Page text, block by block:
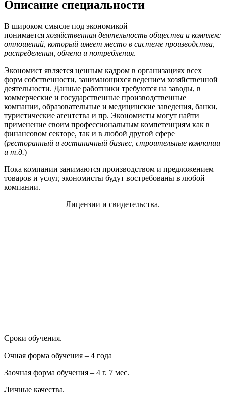
Государственный
диплом
+ Диплом ДПО*
Получи ТРИ диплома
за 5.9 лет*
Описание специальности
В широком смысле под экономикой
понимается хозяйственная деятельность общества и комплекс
отношений, который имеет место в системе производства,
распределения, обмена и потребления.
Экономист является ценным кадром в организациях всех
форм собственности, занимающихся ведением хозяйственной
деятельности. Данные работники требуются на заводы, в
коммерческие и государственные производственные
компании, образовательные и медицинские заведения, банки,
туристические агентства и пр. Экономисты могут найти
применение своим профессиональным компетенциям как в
финансовом секторе, так и в любой другой сфере
(ресторанный и гостиничный бизнес, строительные компании
и т.д.)
Пока компании занимаются производством и предложением
товаров и услуг, экономисты будут востребованы в любой
компании.
Лицензии и свидетельства.
Сроки обучения.
Очная форма обучения – 4 года
Заочная форма обучения – 4 г. 7 мес.
Личные качества.